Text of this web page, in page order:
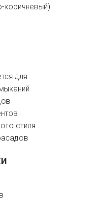
коричневый)
для:
стиля